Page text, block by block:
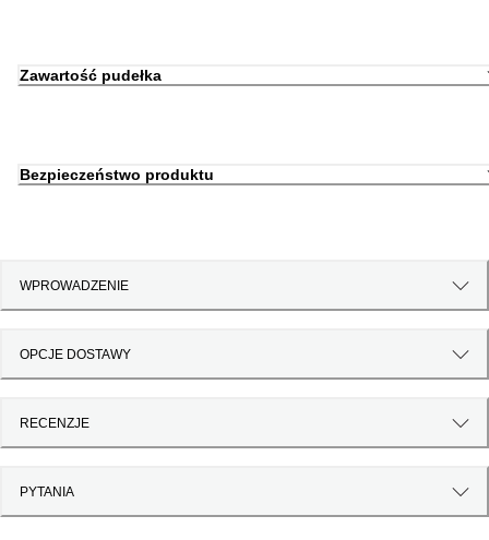
Zawartość pudełka
Bezpieczeństwo produktu
WPROWADZENIE
OPCJE DOSTAWY
RECENZJE
PYTANIA